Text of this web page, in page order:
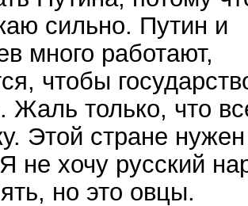
сильно. Путин и
много работают,
чтобы
Жаль только, что
Этой стране нужен
не хочу русский
но это овцы.